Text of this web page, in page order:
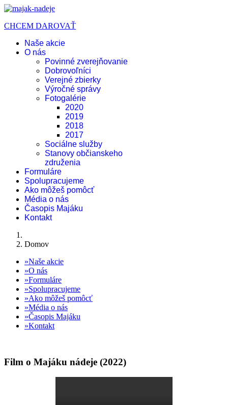
CHCEM DAROVAŤ
Naše akcie
O nás
Povinné zverejňovanie
Dobrovoľníci
Verejné zbierky
Výročné správy
Fotogalérie
2020
2019
2018
2017
Sociálne služby
Stanovy občianskeho
združenia
Formuláre
Spolupracujeme
Ako môžeš pomôcť
Média o nás
Časopis Majáku
Kontakt
Domov
Naše akcie
O nás
Formuláre
Spolupracujeme
Ako môžeš pomôcť
Média o nás
Časopis Majáku
Kontakt
Film o Majáku nádeje (2022)